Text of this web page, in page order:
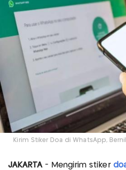
Kirim Stiker Doa di WhatsApp,
JAKARTA- Mengirim stiker